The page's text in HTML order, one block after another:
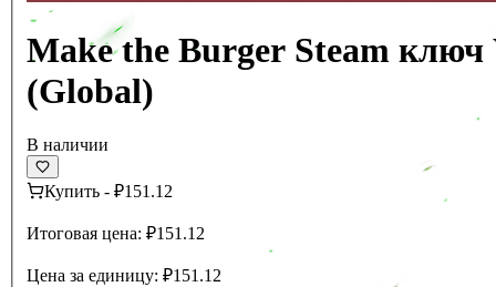
Make the Burger Steam ключ
(Global)
В наличии
Купить - ₽151.12
Итоговая цена: ₽151.12
Цена за единицу: ₽151.12